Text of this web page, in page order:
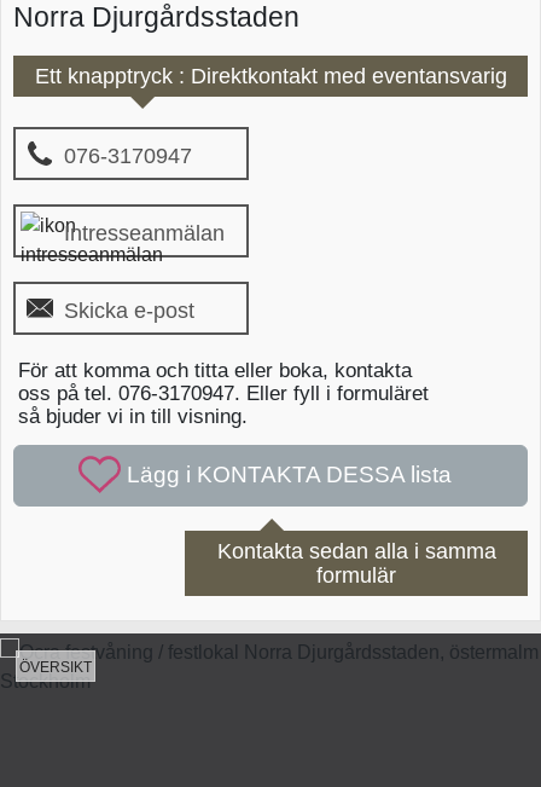
Norra Djurgårdsstaden
Ett knapptryck : Direktkontakt med eventansvarig
076-3170947
Intresseanmälan
Skicka e-post
För att komma och titta eller boka, kontakta
oss på tel. 076-3170947. Eller fyll i formuläret
så bjuder vi in till visning.
Kontakta sedan alla i samma
formulär
ÖVERSIKT